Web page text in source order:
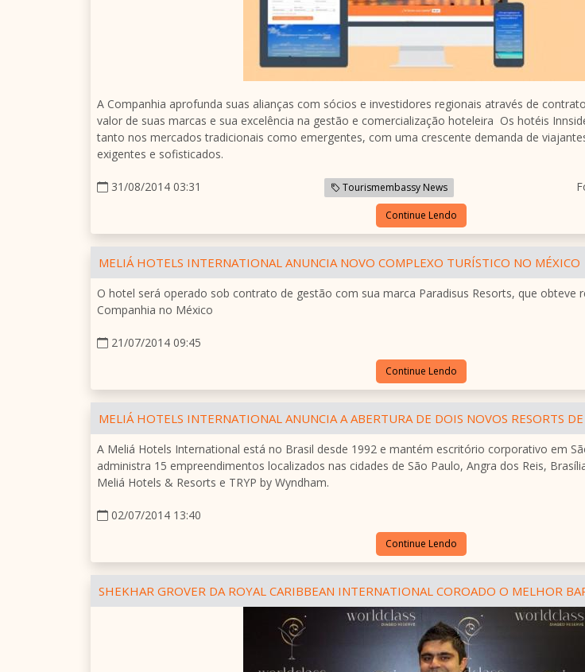
A Companhia aprofunda suas alianças com sócios e investidores regionais através de
valor de suas marcas e sua excelência na gestão e comercialização hoteleira Os hotéis
tanto nos mercados tradicionais como emergentes, com uma crescente demanda de
exigentes e sofisticados.
31/08/2014 03:31 Tourismembassy News
Continue Lendo
MELIÁ HOTELS INTERNATIONAL ANUNCIA NOVO COMPLEXO TURÍSTICO NO MÉXICO
O hotel será operado sob contrato de gestão com sua marca Paradisus Resorts, que obteve
Companhia no México
21/07/2014 09:45
Continue Lendo
MELIÁ HOTELS INTERNATIONAL ANUNCIA A ABERTURA DE DOIS NOVOS RESORTS
A Meliá Hotels International está no Brasil desde 1992 e mantém escritório corporativo em
administra 15 empreendimentos localizados nas cidades de São Paulo, Angra dos Reis,
Meliá Hotels & Resorts e TRYP by Wyndham.
02/07/2014 13:40
Continue Lendo
SHEKHAR GROVER DA ROYAL CARIBBEAN INTERNATIONAL COROADO O MELHOR